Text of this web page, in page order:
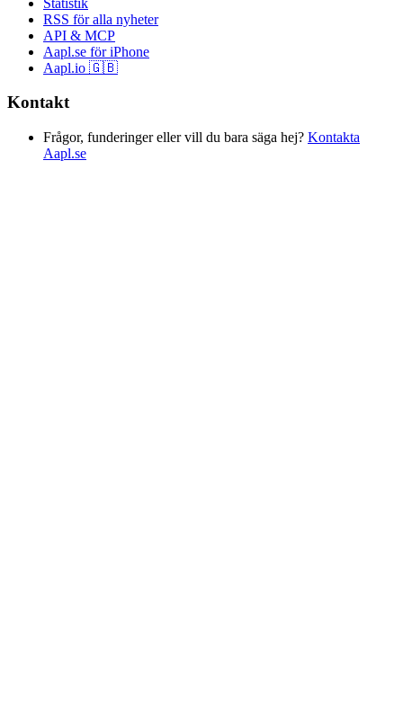
RSS för alla nyheter
API & MCP
Aapl.se för iPhone
Aapl.io 🇬🇧
Kontakt
Frågor, funderinger eller vill du bara säga hej? Kontakta
Aapl.se